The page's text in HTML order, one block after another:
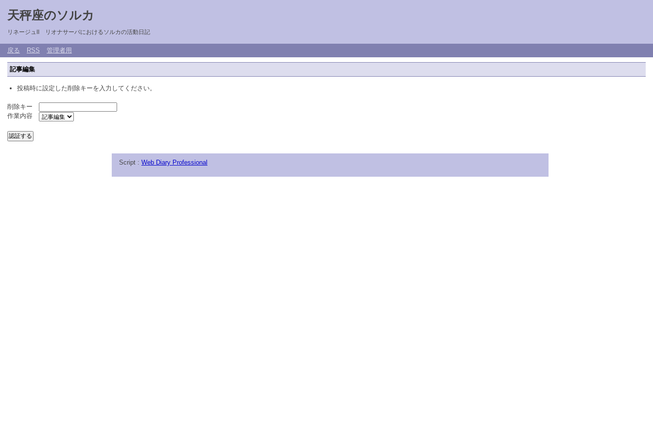
天秤座のソルカ
リネージュII リオナサーバにおけるソルカの活動日記
戻る RSS 管理者用
記事編集
投稿時に設定した削除キーを入力してください。
削除キー
作業内容
Script : Web Diary Professional